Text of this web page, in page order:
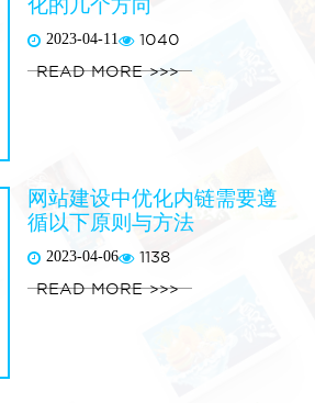
化的几个方向
2023-04-11
1040
READ MORE
网站建设中优化内链需要遵
循以下原则与方法
2023-04-06
1138
READ MORE